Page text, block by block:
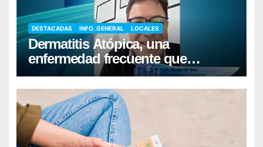
DESTACADAS INFO. GENERAL LOCALES
Dermatitis Atópica, una
enfermedad frecuente que
requiere cuidados diarios de la
piel